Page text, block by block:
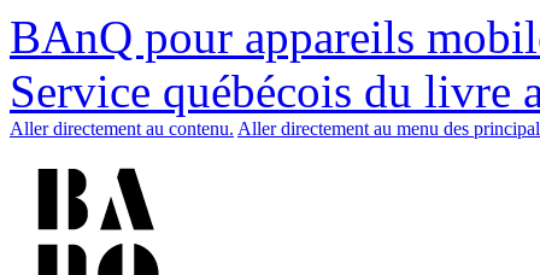
BAnQ pour appareils
Service québécois du livre
Aller directement au contenu. Aller directement au menu des